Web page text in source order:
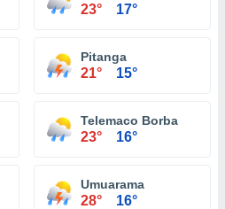
23° 17°
Pitanga
21° 15°
Telemaco Borba
23° 16°
Umuarama
28° 16°